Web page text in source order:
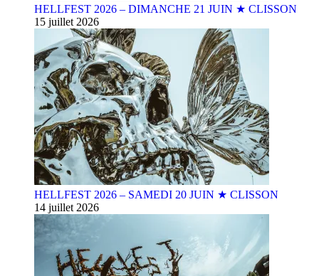
HELLFEST 2026 – DIMANCHE 21 JUIN ★ CLISSON
15 juillet 2026
HELLFEST 2026 – SAMEDI 20 JUIN ★ CLISSON
14 juillet 2026